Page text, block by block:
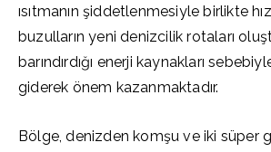
ısıtmanın şiddetlenmesiyle birlikte
buzulların yeni denizcilik rotaları
barındırdığı enerji kaynakları
giderek önem kazanmaktadır.
Bölge, denizden komşu ve iki süper